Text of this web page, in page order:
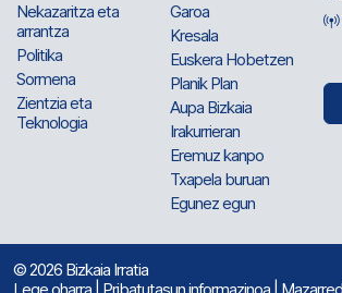
Nekazaritza eta
arrantza
Politika
Sormena
Zientzia eta
Teknologia
Garoa
Kresala
Euskera Hobetzen
Planik Plan
Aupa Bizkaia
Irakurrieran
Eremuz kanpo
Txapela buruan
Egunez egun
© 2026 Bizkaia Irratia